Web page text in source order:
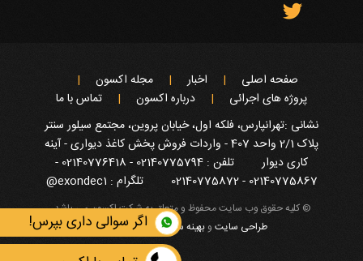
صفحه اصلی اخبار
مجله اکسون
پروژه های اجرائی
درباره اکسون
تماس با ما
نشانی :تهرانپارس، فلکه اول، خیابان پروین، مجتمع سیلور سنتر
پلاک 2/1 واحد 407 - واردات فروش پخش کاغذ دیواری - آینه
کاری دیوار
تلفن : 02140775794 - 02140776418 -
02140775867 - 02140775872
تلگرام : exondec1@
© کلیه حقوق وب سایت محفوظ و متعلق به شرکت اکسون می باشد.
طراحی سایت وبهینه سازی سایت: ایده پویا
اگر سوالی داری بپرس!